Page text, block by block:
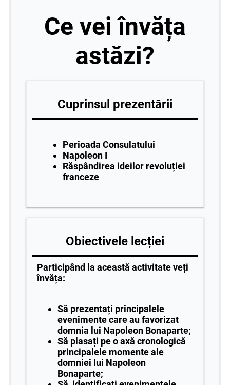
Ce vei învăța
astăzi?
Cuprinsul prezentării
Perioada Consulatului
Napoleon I
Răspândirea ideilor revoluției
franceze
Obiectivele lecției
Participând la această activitate veți
învăța:
Să prezentați principalele
evenimente care au favorizat
domnia lui Napoleon Bonaparte;
Să plasați pe o axă cronologică
principalele momente ale
domniei lui Napoleon
Bonaparte;